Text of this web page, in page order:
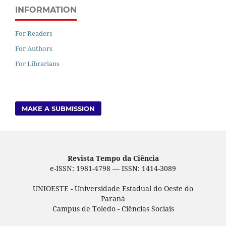
INFORMATION
For Readers
For Authors
For Librarians
MAKE A SUBMISSION
Revista Tempo da Ciência
e-ISSN: 1981-4798 — ISSN: 1414-3089
UNIOESTE - Universidade Estadual do Oeste do
Paraná
Campus de Toledo - Ciências Sociais